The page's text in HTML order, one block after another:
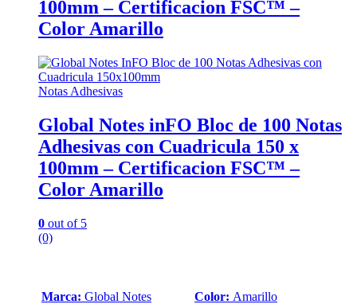
100mm – Certificacion FSC™ –
Color Amarillo
Notas Adhesivas
Global Notes inFO Bloc de 100 Notas
Adhesivas con Cuadricula 150 x
100mm – Certificacion FSC™ –
Color Amarillo
0 out of 5
(0)
Marca: Global Notes Color: Amarillo